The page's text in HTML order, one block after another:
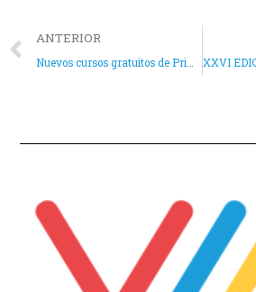
ANTERIOR
Nuevos cursos gratuitos de Primero Auxilios y Socorrismo Acuático